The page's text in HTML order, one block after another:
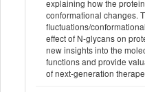
explaining how the
conformational changes.
fluctuations/
effect of N‐glycans on
new insights into the
functions and provide
of next‐generation